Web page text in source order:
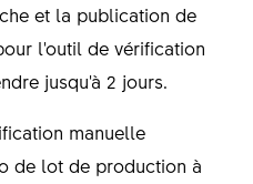
et la publication de
l'outil de vérification
jusqu'à 2 jours.
manuelle
de lot de production à